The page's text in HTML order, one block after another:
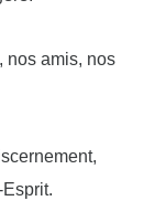
nos amis, nos